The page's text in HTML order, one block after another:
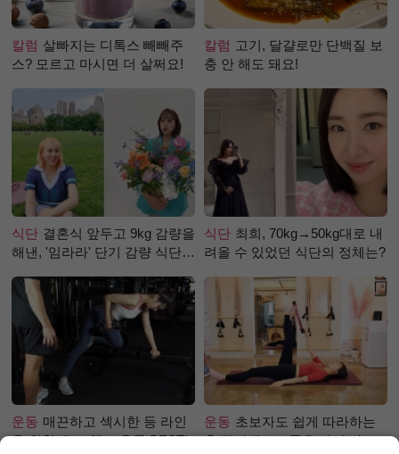
칼럼 살빠지는 디톡스 빼빼주
스? 모르고 마시면 더 살쩌요!
칼럼 고기, 달걀로만 단백질 보
충 안 해도 돼요!
식단 결혼식 앞두고 9kg 감량을
해낸, '임라라' 단기 감량 식단
식단 최희, 70kg→50kg대로 내
려올 수 있었던 식단의 정체는?
운동 매끈하고 섹시한 등 라인
을 위한 초보 헬스 운동 BEST!
운동 초보자도 쉽게 따라하는
홈 필라테스 – 곧은 다리 라인